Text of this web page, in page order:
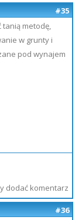
#35
tanią metodę,
w grunty i
pod wynajem
dodać komentarz
#36